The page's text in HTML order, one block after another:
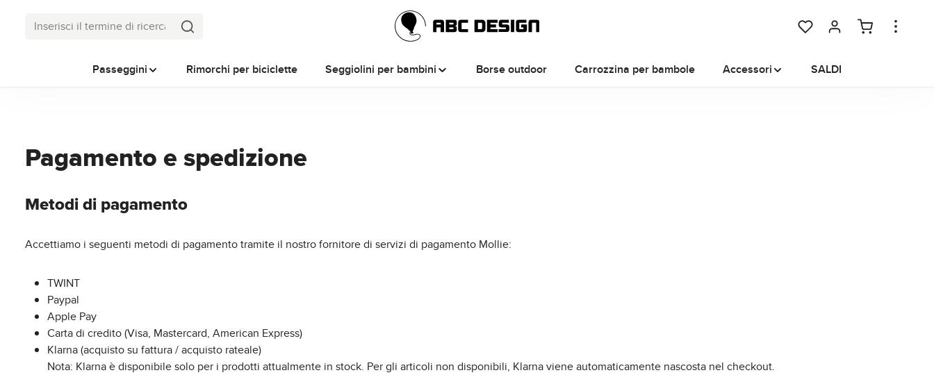
Hai 0 articoli nella lista dei
Passeggini Rimorchi per biciclette Seggiolini per bambini Borse outdoor Carrozzina per bambole Accessori SALDI
Pagamento e spedizione
Metodi di pagamento
Accettiamo i seguenti metodi di pagamento tramite il nostro fornitore di servizi di pagamento Mollie:
TWINT
Paypal
Apple Pay
Carta di credito (Visa, Mastercard, American Express)
Klarna (acquisto su fattura / acquisto rateale)
Nota: Klarna è disponibile solo per i prodotti attualmente in stock. Per gli articoli non disponibili, Klarna viene automaticamente nascosta nel checkout.